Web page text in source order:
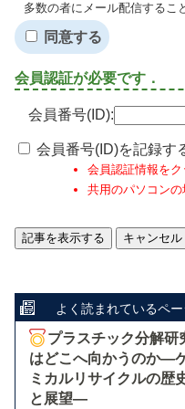
多数の者にメール配信するこ
同意する
会員認証が必要です．
会員番号(ID):
会員番号(ID)を記録す
会員認証情報を
共用のパソコン
よく読まれているペー
プラスチック分解研
はどこへ向かうのか―
ミカルリサイクルの歴
と展望―